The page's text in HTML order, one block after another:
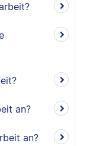
an?
an?